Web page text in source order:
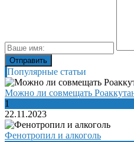
Популярные статьи
Можно ли совмещать
1
22.11.2023
Фенотропил и алкоголь